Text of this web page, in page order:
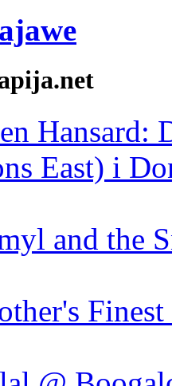
Hansard:
East) i
and the